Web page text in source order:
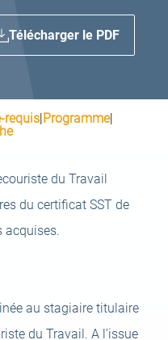
Télécharger le PDF
requis|Programme|
du Travail
du certificat SST de
acquises.
au stagiaire titulaire
du Travail. A l’issue